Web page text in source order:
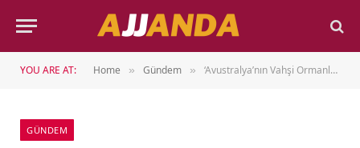
YOU ARE AT: Home » Gündem » ‘Avustralya’nın Vahşi Ormanları’, 10 Ocak Cumartesi 20.00’de National Geographic WILD Ekranlarında!
GÜNDEM